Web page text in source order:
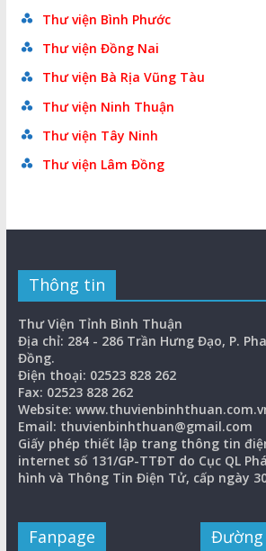
Thư viện Bình Phước
Thư viện Đồng Nai
Thư viện Bà Rịa Vũng Tàu
Thư viện Ninh Thuận
Thư viện Tây Ninh
Thư viện Lâm Đồng
Thông tin
Thư Viện Tỉnh Bình Thuận
Địa chỉ: 284 - 286 Trần Hưng Đạo, P.
Đồng.
Điện thoại: 02523 828 262
Fax: 02523 828 262
Website:
Email: thuvienbinhthuan@gmail.com
Giấy phép thiết lập trang thông tin
internet số 131/GP-TTĐT do Cục QL
hình và Thông Tin Điện Tử, cấp ngày
Fanpage Đường